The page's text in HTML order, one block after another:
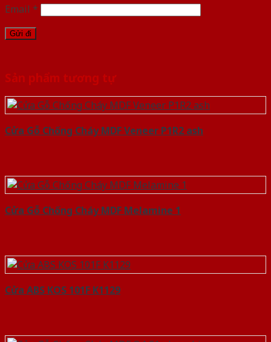
Email *
Sản phẩm tương tự
Cửa Gỗ Chống Cháy MDF Veneer P1R2 ash
Cửa Gỗ Chống Cháy MDF Melamine 1
Cửa ABS KOS 101F K1129